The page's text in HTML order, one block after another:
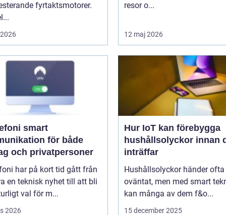
fyrtaktsmotorer.
resor o...
12 maj 2026
smart
för både
och privatpersoner
har på kort tid gått från
en teknisk nyhet till att bli
val för m...
2026
Hur IoT kan förebygga
hushållsolyckor innan
inträffar
Hushållsolyckor händer ofta
oväntat, men med smart
kan många av dem f&o...
15 december 2025